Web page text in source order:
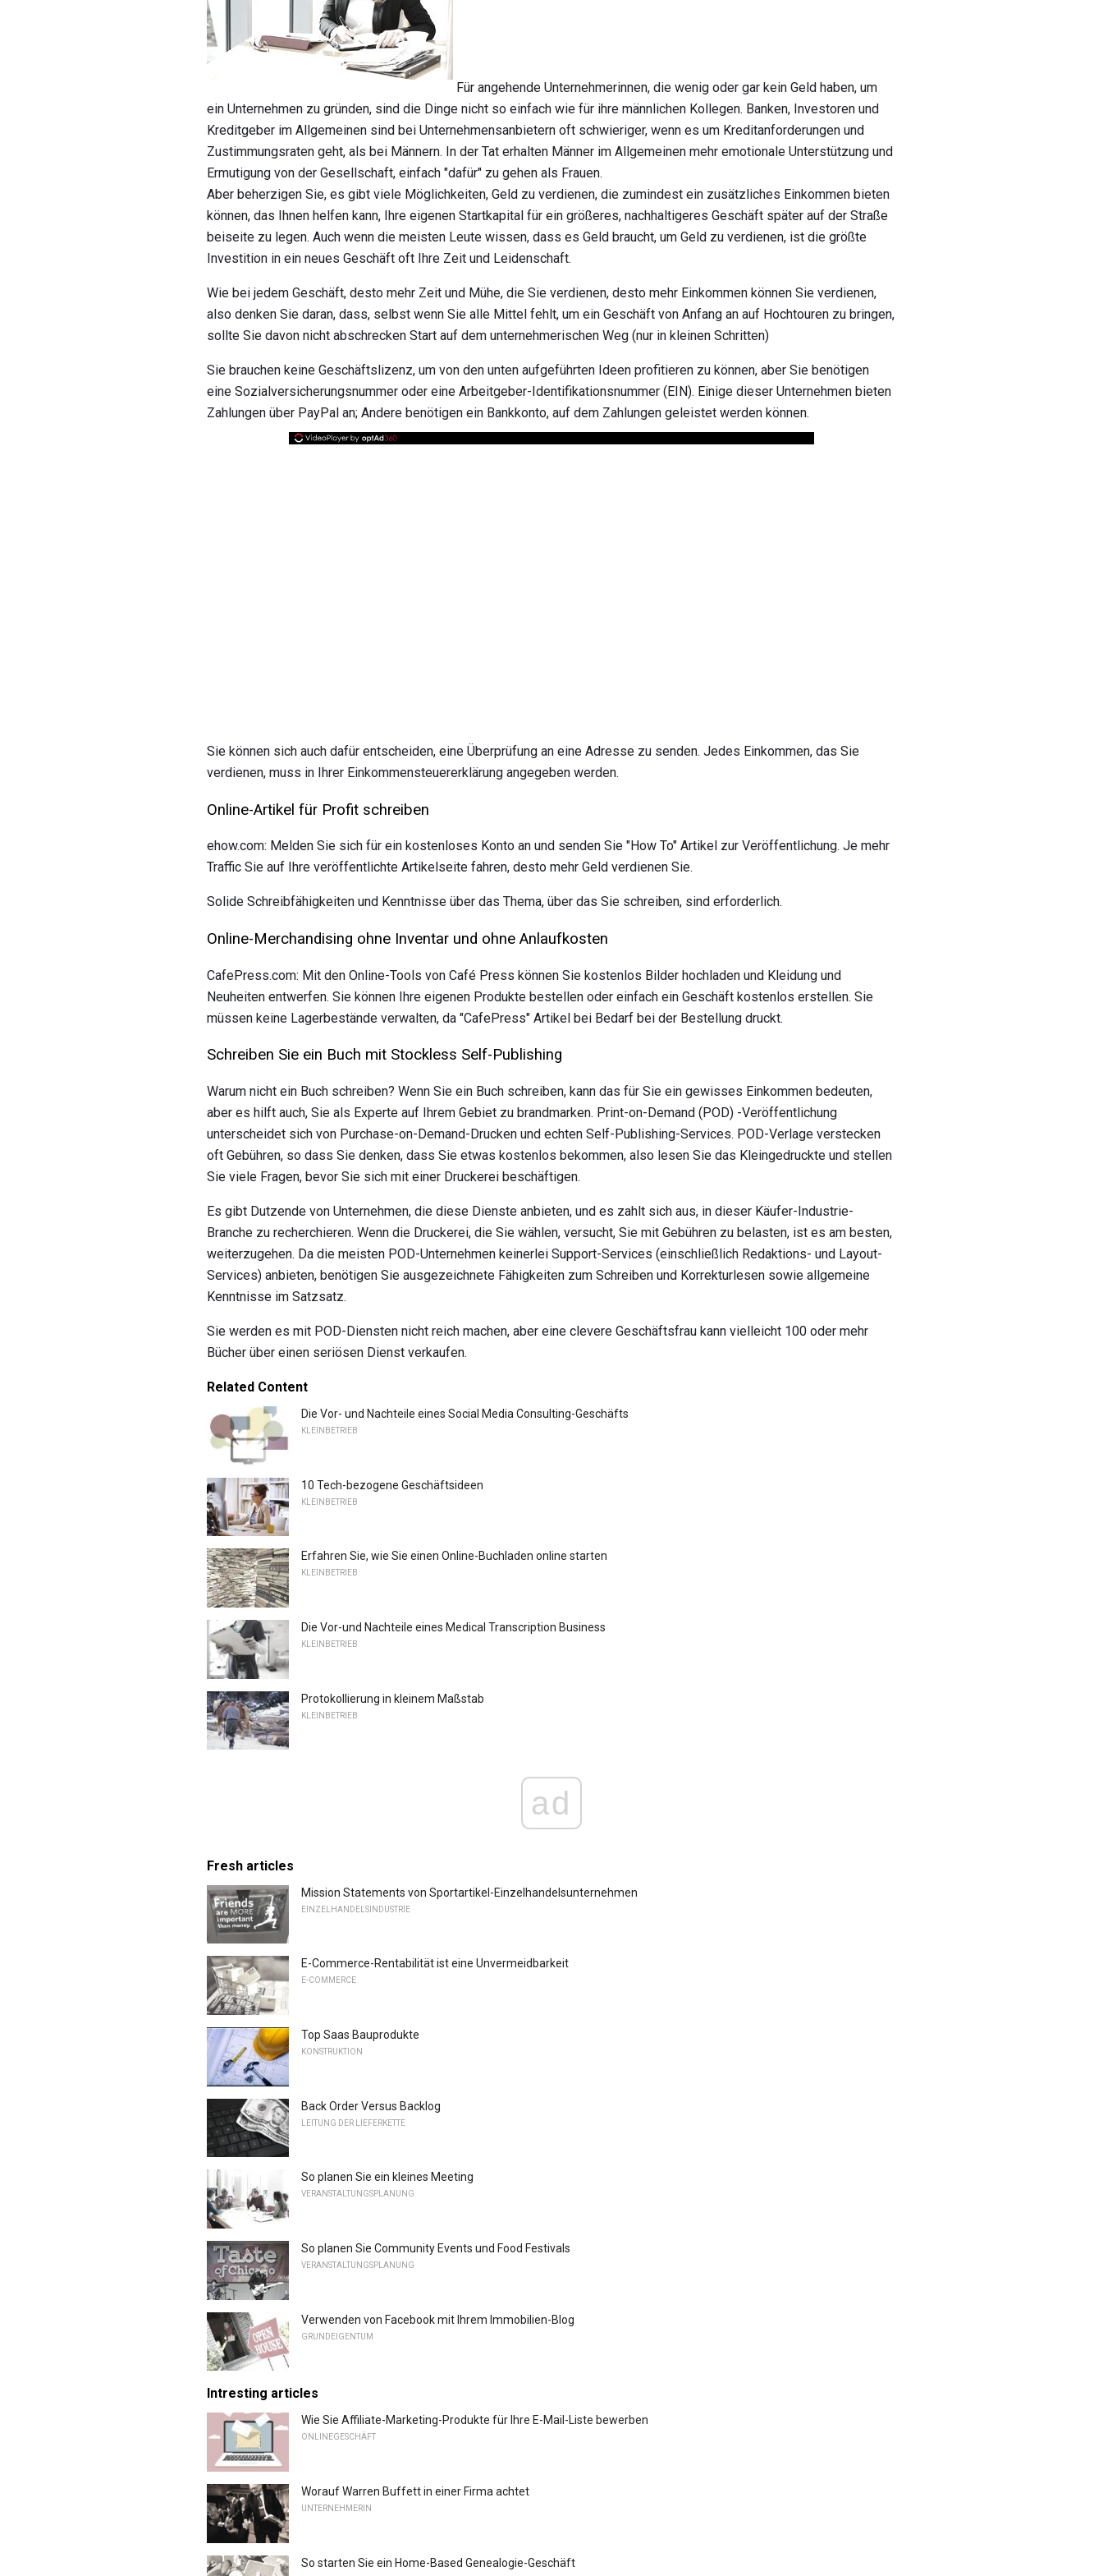
Für angehende Unternehmerinnen, die wenig oder gar kein Geld haben, um
ein Unternehmen zu gründen, sind die Dinge nicht so einfach wie für ihre männlichen Kollegen. Banken, Investoren und
Kreditgeber im Allgemeinen sind bei Unternehmensanbietern oft schwieriger, wenn es um Kreditanforderungen und
Zustimmungsraten geht, als bei Männern. In der Tat erhalten Männer im Allgemeinen mehr emotionale Unterstützung und
Ermutigung von der Gesellschaft, einfach "dafür" zu gehen als Frauen.
Aber beherzigen Sie, es gibt viele Möglichkeiten, Geld zu verdienen, die zumindest ein zusätzliches Einkommen bieten
können, das Ihnen helfen kann, Ihre eigenen Startkapital für ein größeres, nachhaltigeres Geschäft später auf der Straße
beiseite zu legen. Auch wenn die meisten Leute wissen, dass es Geld braucht, um Geld zu verdienen, ist die größte
Investition in ein neues Geschäft oft Ihre Zeit und Leidenschaft.
Wie bei jedem Geschäft, desto mehr Zeit und Mühe, die Sie verdienen, desto mehr Einkommen können Sie verdienen,
also denken Sie daran, dass, selbst wenn Sie alle Mittel fehlt, um ein Geschäft von Anfang an auf Hochtouren zu bringen,
sollte Sie davon nicht abschrecken Start auf dem unternehmerischen Weg (nur in kleinen Schritten)
Sie brauchen keine Geschäftslizenz, um von den unten aufgeführten Ideen profitieren zu können, aber Sie benötigen
eine Sozialversicherungsnummer oder eine Arbeitgeber-Identifikationsnummer (EIN). Einige dieser Unternehmen bieten
Zahlungen über PayPal an; Andere benötigen ein Bankkonto, auf dem Zahlungen geleistet werden können.
Sie können sich auch dafür entscheiden, eine Überprüfung an eine Adresse zu senden. Jedes Einkommen, das Sie
verdienen, muss in Ihrer Einkommensteuererklärung angegeben werden.
Online-Artikel für Profit schreiben
ehow.com: Melden Sie sich für ein kostenloses Konto an und senden Sie "How To" Artikel zur Veröffentlichung. Je mehr
Traffic Sie auf Ihre veröffentlichte Artikelseite fahren, desto mehr Geld verdienen Sie.
Solide Schreibfähigkeiten und Kenntnisse über das Thema, über das Sie schreiben, sind erforderlich.
Online-Merchandising ohne Inventar und ohne Anlaufkosten
CafePress.com: Mit den Online-Tools von Café Press können Sie kostenlos Bilder hochladen und Kleidung und
Neuheiten entwerfen. Sie können Ihre eigenen Produkte bestellen oder einfach ein Geschäft kostenlos erstellen. Sie
müssen keine Lagerbestände verwalten, da "CafePress" Artikel bei Bedarf bei der Bestellung druckt.
Schreiben Sie ein Buch mit Stockless Self-Publishing
Warum nicht ein Buch schreiben? Wenn Sie ein Buch schreiben, kann das für Sie ein gewisses Einkommen bedeuten,
aber es hilft auch, Sie als Experte auf Ihrem Gebiet zu brandmarken. Print-on-Demand (POD) -Veröffentlichung
unterscheidet sich von Purchase-on-Demand-Drucken und echten Self-Publishing-Services. POD-Verlage verstecken
oft Gebühren, so dass Sie denken, dass Sie etwas kostenlos bekommen, also lesen Sie das Kleingedruckte und stellen
Sie viele Fragen, bevor Sie sich mit einer Druckerei beschäftigen.
Es gibt Dutzende von Unternehmen, die diese Dienste anbieten, und es zahlt sich aus, in dieser Käufer-Industrie-
Branche zu recherchieren. Wenn die Druckerei, die Sie wählen, versucht, Sie mit Gebühren zu belasten, ist es am besten,
weiterzugehen. Da die meisten POD-Unternehmen keinerlei Support-Services (einschließlich Redaktions- und Layout-
Services) anbieten, benötigen Sie ausgezeichnete Fähigkeiten zum Schreiben und Korrekturlesen sowie allgemeine
Kenntnisse im Satzsatz.
Sie werden es mit POD-Diensten nicht reich machen, aber eine clevere Geschäftsfrau kann vielleicht 100 oder mehr
Bücher über einen seriösen Dienst verkaufen.
Related Content
Die Vor- und Nachteile eines Social Media Consulting-Geschäfts
KLEINBETRIEB
10 Tech-bezogene Geschäftsideen
KLEINBETRIEB
Erfahren Sie, wie Sie einen Online-Buchladen online starten
KLEINBETRIEB
Die Vor-und Nachteile eines Medical Transcription Business
KLEINBETRIEB
Protokollierung in kleinem Maßstab
KLEINBETRIEB
ad
Fresh articles
Mission Statements von Sportartikel-Einzelhandelsunternehmen
EINZELHANDELSINDUSTRIE
E-Commerce-Rentabilität ist eine Unvermeidbarkeit
E-COMMERCE
Top Saas Bauprodukte
KONSTRUKTION
Back Order Versus Backlog
LEITUNG DER LIEFERKETTE
So planen Sie ein kleines Meeting
VERANSTALTUNGSPLANUNG
So planen Sie Community Events und Food Festivals
VERANSTALTUNGSPLANUNG
Verwenden von Facebook mit Ihrem Immobilien-Blog
GRUNDEIGENTUM
Intresting articles
Wie Sie Affiliate-Marketing-Produkte für Ihre E-Mail-Liste bewerben
ONLINEGESCHÄFT
Worauf Warren Buffett in einer Firma achtet
UNTERNEHMERIN
So starten Sie ein Home-Based Genealogie-Geschäft